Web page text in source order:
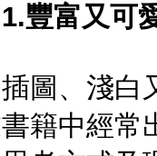
富又可愛
、淺白又
籍中經常